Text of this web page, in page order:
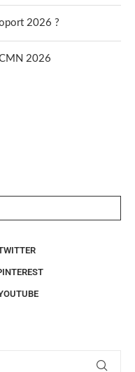
2026 ?
2026